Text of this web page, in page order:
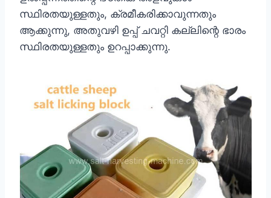
സ്ഥിരതയുള്ളതും, ക്രമീകരിക്കാവുന്നതും
ആക്കുന്നു, അതുവഴി ഉപ്പ് ചവറ്റി കല്ലിന്റെ ഭാരം
സ്ഥിരതയുള്ളതും ഉറപ്പാക്കുന്നു.